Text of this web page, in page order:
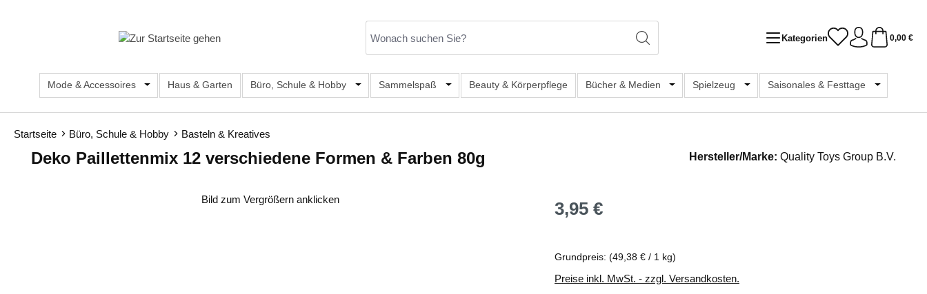
Kategorien 0,00 €
Mode & Accessoires Öffne oder Schließe das Dropdown der Kategorie Mode & Accessoires
Haus & Garten Büro, Schule & Hobby Öffne oder Schließe das Dropdown der Kategorie Büro, Schule & Hobby
Sammelspaß Öffne oder Schließe das Dropdown der Kategorie Sammelspaß
Beauty & Körperpflege Bücher & Medien Öffne oder Schließe das Dropdown der Kategorie Bücher
Spielzeug Öffne oder Schließe das Dropdown der
Saisonales & Festtage Öffne oder
Startseite Büro, Schule & Hobby Basteln & Kreatives
Deko Paillettenmix 12 verschiedene Formen & Farben 80g Hersteller/Marke: Quality Toys Group B.V.
Bild zum Vergrößern anklicken
Regulärer Preis:
3,95 €
Grundpreis: (49,38 € / 1 kg)
Preise inkl. MwSt. - zzgl. Versandkosten.